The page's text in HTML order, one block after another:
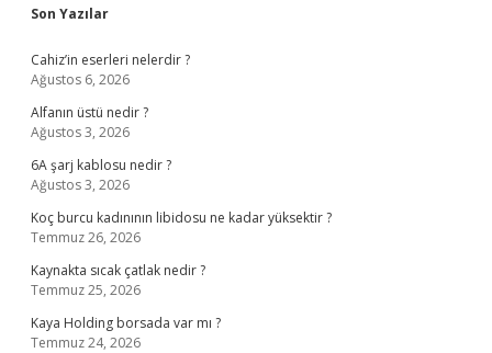
Sidebar
Son Yazılar
Cahiz’in eserleri nelerdir ?
Ağustos 6, 2026
Alfanın üstü nedir ?
Ağustos 3, 2026
6A şarj kablosu nedir ?
Ağustos 3, 2026
Koç burcu kadınının libidosu ne kadar yüksektir ?
Temmuz 26, 2026
Kaynakta sıcak çatlak nedir ?
Temmuz 25, 2026
Kaya Holding borsada var mı ?
Temmuz 24, 2026